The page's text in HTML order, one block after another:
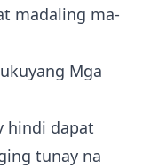
madaling ma-
Mga
hindi dapat
tunay na